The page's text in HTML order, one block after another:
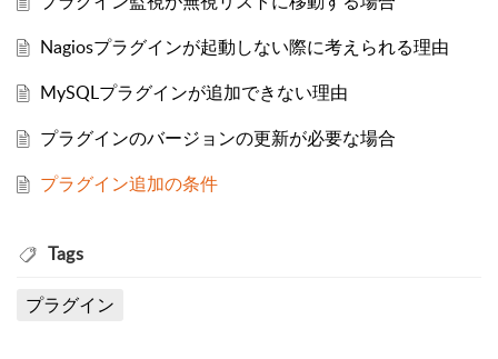
Nagiosプラグインが起動しない際に考えられる理由
MySQLプラグインが追加できない理由
プラグインのバージョンの更新が必要な場合
プラグイン追加の条件
Tags
プラグイン